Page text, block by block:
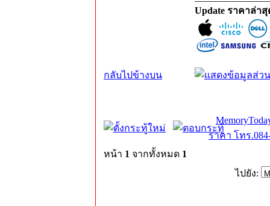
Update ราคาล่า
กลับไปข้างบน
ราคา โทร
หน้า 1 จากทั้งหมด 1
ไปยัง: